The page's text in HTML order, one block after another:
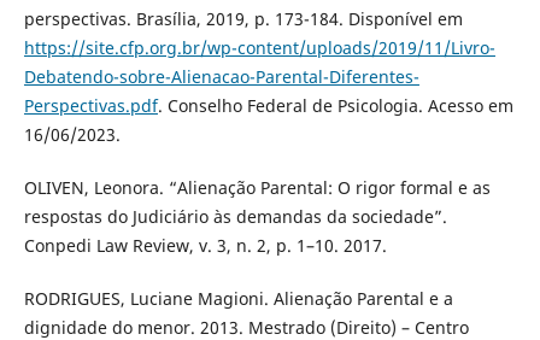
perspectivas. Brasília, 2019, p. 173-184. Disponível em
https://site.cfp.org.br/wp-content/uploads/2019/11/Livro-
Debatendo-sobre-Alienacao-Parental-Diferentes-
Perspectivas.pdf. Conselho Federal de Psicologia. Acesso em
16/06/2023.
OLIVEN, Leonora. “Alienação Parental: O rigor formal e as
respostas do Judiciário às demandas da sociedade”.
Conpedi Law Review, v. 3, n. 2, p. 1–10. 2017.
RODRIGUES, Luciane Magioni. Alienação Parental e a
dignidade do menor. 2013. Mestrado (Direito) – Centro